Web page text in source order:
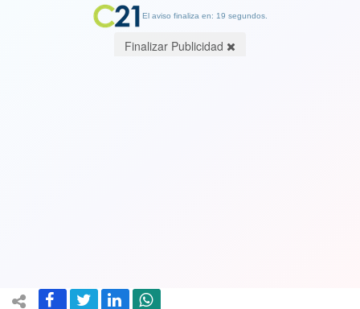
El aviso finaliza en: 19 segundos.
Finalizar Publicidad